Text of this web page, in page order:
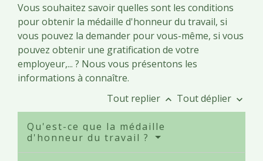
Vous souhaitez savoir quelles sont les conditions
pour obtenir la médaille d'honneur du travail, si
vous pouvez la demander pour vous-même, si vous
pouvez obtenir une gratification de votre
employeur,... ? Nous vous présentons les
informations à connaître.
Tout replier keyboard_arrow_up Tout déplier keyboard_arrow_down
Qu'est-ce que la médaille
d'honneur du travail ?